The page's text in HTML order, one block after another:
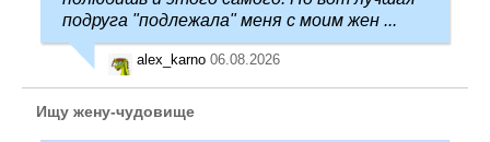
подруга "подлежала" меня с моим жен ...
alex_karno 06.08.2026
Ищу жену-чудовище